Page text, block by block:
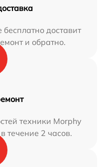
доставит
и обратно.
техники Morphy
течение 2 часов.